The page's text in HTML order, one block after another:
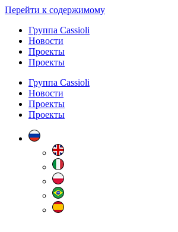
Перейти к содержимому
Группа Cassioli
Новости
Проекты
Проекты
Группа Cassioli
Новости
Проекты
Проекты